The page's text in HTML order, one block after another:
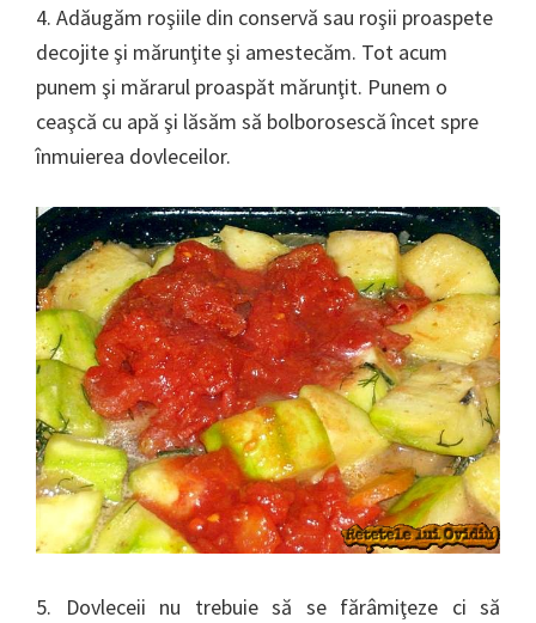
4. Adăugăm roşiile din conservă sau roşii proaspete
decojite şi mărunţite şi amestecăm. Tot acum
punem şi mărarul proaspăt mărunţit. Punem o
ceaşcă cu apă şi lăsăm să bolborosescă încet spre
înmuierea dovleceilor.
5. Dovleceii nu trebuie să se fărâmiţeze ci să